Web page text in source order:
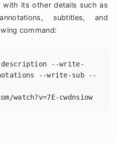
with its other details such as
subtitles, and
command:
--write-
--write-sub --
https://www.youtube.com/watch?v=7E-cwdnsiow